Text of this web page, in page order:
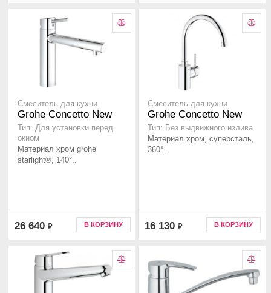
Смеситель для кухни
Grohe Concetto New
Тип: Для установки перед
окном
Материал хром grohe
starlight®, 140°..
26 640 ₽ В КОРЗИНУ
Смеситель для кухни
Grohe Concetto New
Тип: Без выдвижного излива
Материал хром, суперсталь,
360°..
16 130 ₽ В КОРЗИНУ